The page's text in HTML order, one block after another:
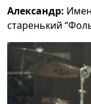
Александр:
старенький